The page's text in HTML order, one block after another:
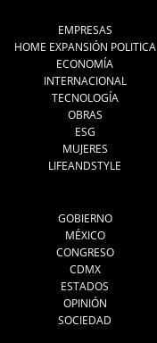
EMPRESAS
HOME EXPANSIÓN POLITICA
ECONOMÍA
INTERNACIONAL
TECNOLOGÍA
OBRAS
ESG
MUJERES
LIFEANDSTYLE
GOBIERNO
MÉXICO
CONGRESO
CDMX
ESTADOS
OPINIÓN
SOCIEDAD